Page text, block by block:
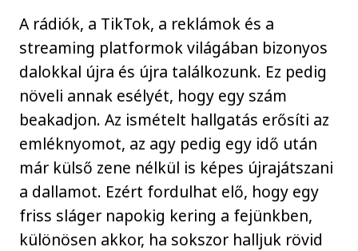
A rádiók, a TikTok, a reklámok és a
streaming platformok világában bizonyos
dalokkal újra és újra találkozunk. Ez pedig
növeli annak esélyét, hogy egy szám
beakadjon. Az ismételt hallgatás erősíti az
emléknyomot, az agy pedig egy idő után
már külső zene nélkül is képes újrajátszani
a dallamot. Ezért fordulhat elő, hogy egy
friss sláger napokig kering a fejünkben,
különösen akkor, ha sokszor halljuk rövid